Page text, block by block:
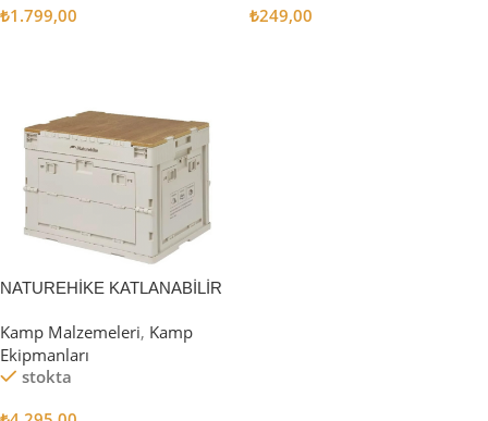
₺1.799,00
₺249,00
NATUREHİKE KATLANABİLİR
Kamp Malzemeleri, Kamp
Ekipmanları
stokta